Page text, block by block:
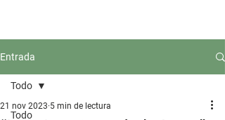
Entrada
Todo
Todo
21 nov 2023 5 min de lectura